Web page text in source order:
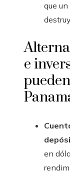
que
e
en